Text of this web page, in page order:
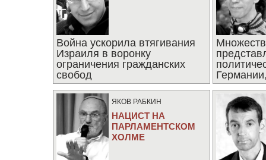
Война ускорила втягивания
Израиля в воронку
ограничения гражданских
свобод
ЯКОВ РАБКИН
НАЦИСТ НА
ПАРЛАМЕНТСКОМ
ХОЛМЕ